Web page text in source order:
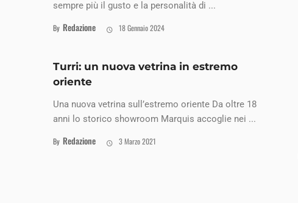
sempre più il gusto e la personalità di ...
By Redazione 18 Gennaio 2024
Turri: un nuova vetrina in estremo
oriente
Una nuova vetrina sull’estremo oriente Da oltre 18
anni lo storico showroom Marquis accoglie nei ...
By Redazione 3 Marzo 2021